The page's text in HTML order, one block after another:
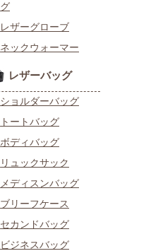
グ
レザーグローブ
ネックウォーマー
レザーバッグ
ショルダーバッグ
トートバッグ
ボディバッグ
リュックサック
メディスンバッグ
ブリーフケース
セカンドバッグ
ビジネスバッグ